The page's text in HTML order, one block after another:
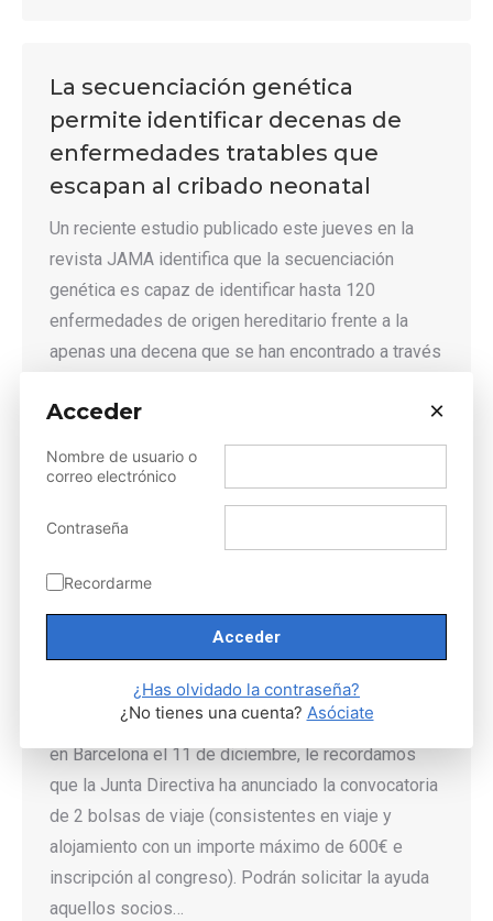
La secuenciación genética
permite identificar decenas de
enfermedades tratables que
escapan al cribado neonatal
Un reciente estudio publicado este jueves en la
revista JAMA identifica que la secuenciación
genética es capaz de identificar hasta 120
enfermedades de origen hereditario frente a la
apenas una decena que se han encontrado a través
El País Belén Pérez, vicepresidenta de la AEGH,…
Detalles
Bolsa de viaje XVI Jornada de
Actualización en Genética
Humana
Estimado/a socio/a, Con motivo de la próxima
celebración de la XVI Jornada de Actualización en
Genética Humana que se celebrará
en Barcelona el 11 de diciembre, le recordamos
que la Junta Directiva ha anunciado la convocatoria
de 2 bolsas de viaje (consistentes en viaje y
alojamiento con un importe máximo de 600€ e
inscripción al congreso). Podrán solicitar la ayuda
aquellos socios…
Acceder ×
Nombre de usuario o
correo electrónico
Contraseña
Recordarme
¿Has olvidado la contraseña?
¿No tienes una cuenta? Asóciate